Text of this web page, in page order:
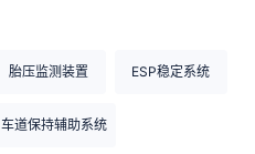
胎压监测装置 ESP稳定系统
车道保持辅助系统